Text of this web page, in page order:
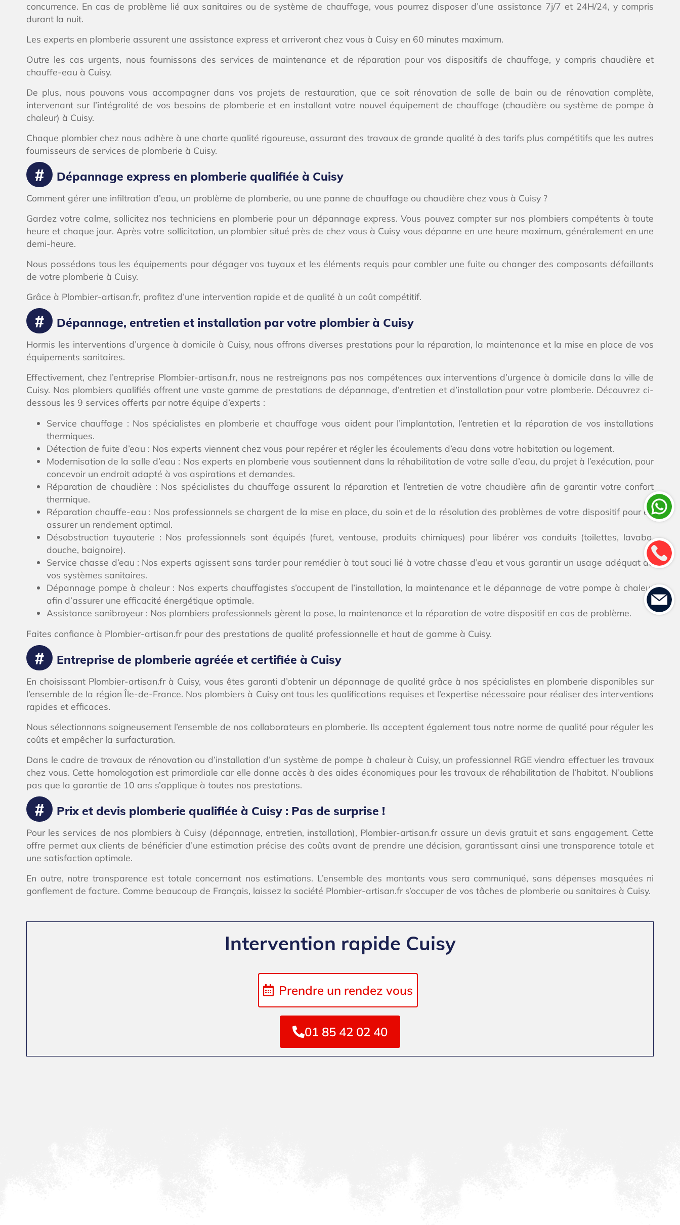
concurrence. En cas de problème lié aux sanitaires ou de système de chauffage, vous pourrez disposer d’une assistance 7j/7 et 24H/24, y compris
durant la nuit.
Les experts en plomberie assurent une assistance express et arriveront chez vous à Cuisy en 60 minutes maximum.
Outre les cas urgents, nous fournissons des services de maintenance et de réparation pour vos dispositifs de chauffage, y compris chaudière et
chauffe-eau à Cuisy.
De plus, nous pouvons vous accompagner dans vos projets de restauration, que ce soit rénovation de salle de bain ou de rénovation complète,
intervenant sur l’intégralité de vos besoins de plomberie et en installant votre nouvel équipement de chauffage (chaudière ou système de pompe à
chaleur) à Cuisy.
Chaque plombier chez nous adhère à une charte qualité rigoureuse, assurant des travaux de grande qualité à des tarifs plus compétitifs que les autres
fournisseurs de services de plomberie à Cuisy.
Dépannage express en plomberie qualifiée à Cuisy
Comment gérer une infiltration d’eau, un problème de plomberie, ou une panne de chauffage ou chaudière chez vous à Cuisy ?
Gardez votre calme, sollicitez nos techniciens en plomberie pour un dépannage express. Vous pouvez compter sur nos plombiers compétents à toute
heure et chaque jour. Après votre sollicitation, un plombier situé près de chez vous à Cuisy vous dépanne en une heure maximum, généralement en une
demi-heure.
Nous possédons tous les équipements pour dégager vos tuyaux et les éléments requis pour combler une fuite ou changer des composants défaillants
de votre plomberie à Cuisy.
Grâce à Plombier-artisan.fr, profitez d’une intervention rapide et de qualité à un coût compétitif.
Dépannage, entretien et installation par votre plombier à Cuisy
Hormis les interventions d’urgence à domicile à Cuisy, nous offrons diverses prestations pour la réparation, la maintenance et la mise en place de vos
équipements sanitaires.
Effectivement, chez l’entreprise Plombier-artisan.fr, nous ne restreignons pas nos compétences aux interventions d’urgence à domicile dans la ville de
Cuisy. Nos plombiers qualifiés offrent une vaste gamme de prestations de dépannage, d’entretien et d’installation pour votre plomberie. Découvrez ci-
dessous les 9 services offerts par notre équipe d’experts :
Service chauffage : Nos spécialistes en plomberie et chauffage vous aident pour l’implantation, l’entretien et la réparation de vos installations
thermiques.
Détection de fuite d’eau : Nos experts viennent chez vous pour repérer et régler les écoulements d’eau dans votre habitation ou logement.
Modernisation de la salle d’eau : Nos experts en plomberie vous soutiennent dans la réhabilitation de votre salle d’eau, du projet à l’exécution, pour
concevoir un endroit adapté à vos aspirations et demandes.
Réparation de chaudière : Nos spécialistes du chauffage assurent la réparation et l’entretien de votre chaudière afin de garantir votre confort
thermique.
Réparation chauffe-eau : Nos professionnels se chargent de la mise en place, du soin et de la résolution des problèmes de votre dispositif pour en
assurer un rendement optimal.
Désobstruction tuyauterie : Nos professionnels sont équipés (furet, ventouse, produits chimiques) pour libérer vos conduits (toilettes, lavabo,
douche, baignoire).
Service chasse d’eau : Nos experts agissent sans tarder pour remédier à tout souci lié à votre chasse d’eau et vous garantir un usage adéquat de
vos systèmes sanitaires.
Dépannage pompe à chaleur : Nos experts chauffagistes s’occupent de l’installation, la maintenance et le dépannage de votre pompe à chaleur
afin d’assurer une efficacité énergétique optimale.
Assistance sanibroyeur : Nos plombiers professionnels gèrent la pose, la maintenance et la réparation de votre dispositif en cas de problème.
Faites confiance à Plombier-artisan.fr pour des prestations de qualité professionnelle et haut de gamme à Cuisy.
Entreprise de plomberie agréée et certifiée à Cuisy
En choisissant Plombier-artisan.fr à Cuisy, vous êtes garanti d’obtenir un dépannage de qualité grâce à nos spécialistes en plomberie disponibles sur
l’ensemble de la région Île-de-France. Nos plombiers à Cuisy ont tous les qualifications requises et l’expertise nécessaire pour réaliser des interventions
rapides et efficaces.
Nous sélectionnons soigneusement l’ensemble de nos collaborateurs en plomberie. Ils acceptent également tous notre norme de qualité pour réguler les
coûts et empêcher la surfacturation.
Dans le cadre de travaux de rénovation ou d’installation d’un système de pompe à chaleur à Cuisy, un professionnel RGE viendra effectuer les travaux
chez vous. Cette homologation est primordiale car elle donne accès à des aides économiques pour les travaux de réhabilitation de l’habitat. N’oublions
pas que la garantie de 10 ans s’applique à toutes nos prestations.
Prix et devis plomberie qualifiée à Cuisy : Pas de surprise !
Pour les services de nos plombiers à Cuisy (dépannage, entretien, installation), Plombier-artisan.fr assure un devis gratuit et sans engagement. Cette
offre permet aux clients de bénéficier d’une estimation précise des coûts avant de prendre une décision, garantissant ainsi une transparence totale et
une satisfaction optimale.
En outre, notre transparence est totale concernant nos estimations. L’ensemble des montants vous sera communiqué, sans dépenses masquées ni
gonflement de facture. Comme beaucoup de Français, laissez la société Plombier-artisan.fr s’occuper de vos tâches de plomberie ou sanitaires à Cuisy.
Intervention rapide Cuisy
Prendre un rendez vous
01 85 42 02 40